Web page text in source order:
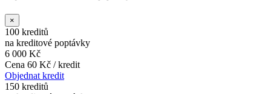
×
100 kreditů
na kreditové poptávky
6 000 Kč
Cena 60 Kč / kredit
Objednat kredit
150 kreditů